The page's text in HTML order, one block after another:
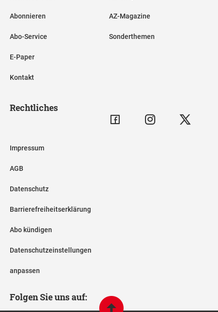
Abonnieren
Abo-Service
E-Paper
Kontakt
AZ-Magazine
Sonderthemen
Rechtliches
Impressum
AGB
Datenschutz
Barrierefreiheitserklärung
Abo kündigen
Datenschutzeinstellungen
anpassen
Folgen Sie uns auf: